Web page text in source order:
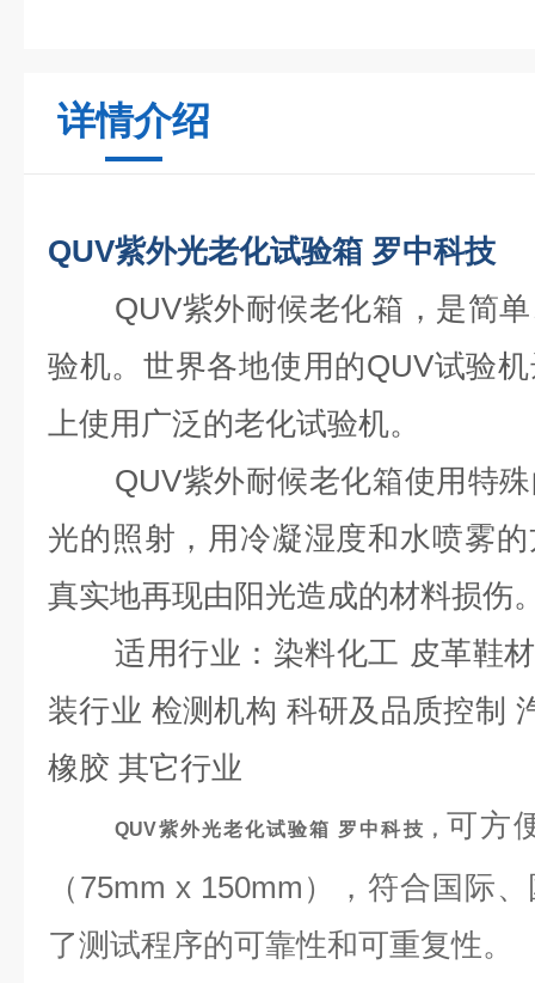
详情介绍
QUV紫外光老化试验箱 罗中科技
QUV紫外耐候老化箱，是简
验机。世界各地使用的QUV试验
上使用广泛的老化试验机。
QUV紫外耐候老化箱使用特
光的照射，用冷凝湿度和水喷雾
真实地再现由阳光造成的材料损伤
适用行业：染料化工 皮革鞋
装行业 检测机构 科研及品质控制
橡胶 其它行业
QUV紫外光老化试验箱 罗中科技， 可方
（75mm x 150mm），符合国际
了测试程序的可靠性和可重复性。